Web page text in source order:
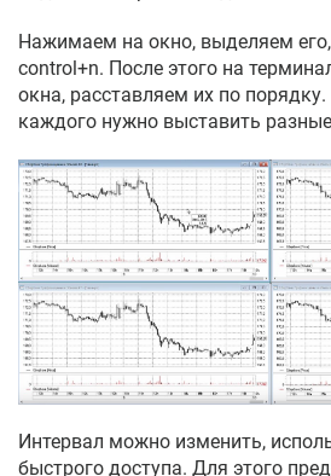
Нажимаем на окно, выделяем
control+n. После этого на
окна, расставляем их по
каждого нужно выставить
Интервал можно изменить,
быстрого доступа. Для этого